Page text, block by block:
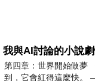
我與AI討論的小說
第四章：世界開始做夢
到，它會紅得這麼快。